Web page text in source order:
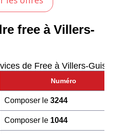
free à Villers-
de Free à Villers-
Numéro
Composer le 3244
Composer le 1044